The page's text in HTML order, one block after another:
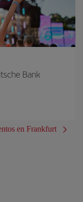
Bank
en Frankfurt